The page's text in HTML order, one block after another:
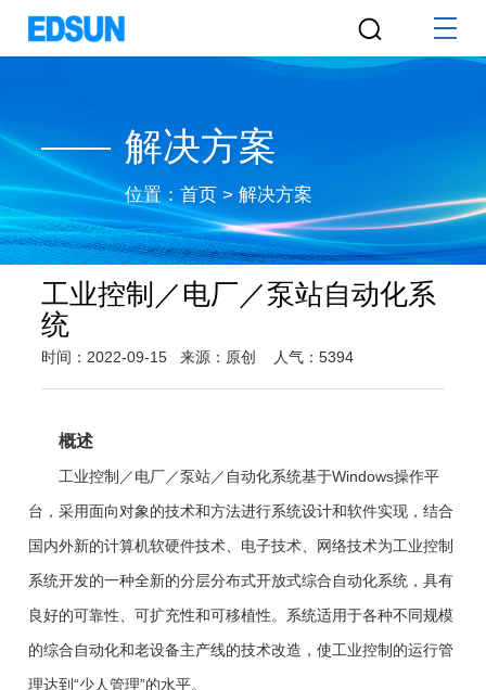
解决方案
位置：首页 >解决方案
工业控制／电厂／泵站自动化系
统
时间：2022-09-15 来源：原创 人气：5394
概述
工业控制／电厂／泵站／自动化系统基于Windows操作平
台，采用面向对象的技术和方法进行系统设计和软件实现，结合
国内外新的计算机软硬件技术、电子技术、网络技术为工业控制
系统开发的一种全新的分层分布式开放式综合自动化系统，具有
良好的可靠性、可扩充性和可移植性。系统适用于各种不同规模
的综合自动化和老设备主产线的技术改造，使工业控制的运行管
理达到“少人管理”的水平。